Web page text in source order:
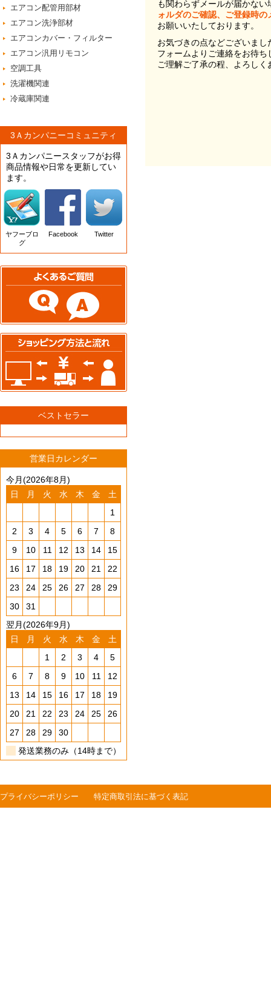
エアコン配管用部材
エアコン洗浄部材
エアコンカバー・フィルター
エアコン汎用リモコン
空調工具
洗濯機関連
冷蔵庫関連
3Ａカンパニーコミュニティ
3Ａカンパニースタッフがお得
商品情報や日常を更新してい
ます。
ヤフーブロ
グ
Facebook Twitter
ベストセラー
営業日カレンダー
今月(2026年8月)
日
月 火 水 木 金
土
1
2
3 4 5 6 7
8
9
10 11 12 13 14
15
16
17 18 19 20 21
22
23
24 25 26 27 28
29
30
31
翌月(2026年9月)
日
月 火 水 木 金
土
1
2 3 4
5
6
7 8 9 10 11
12
13
14 15 16 17 18
19
20
21 22 23 24 25
26
27
28 29
30
発送業務のみ（14時まで）
も関わらずメールが届かない
ォルダのご確認、ご登録時
お願いいたしております。
お気づきの点などございま
フォームよりご連絡をお待ち
ご理解ご了承の程、よろし
プライバシーポリシー 特定商取引法に基づく表記